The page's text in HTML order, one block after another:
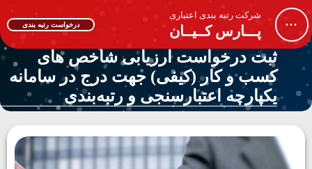
...
شرکت رتبه بندی اعتباری
پـــارس کــیــان درخواست رتبه بندی
ثبت درخواست ارزیابی شاخص های
کسب و کار (کیفی) جهت درج در سامانه
یکپارچه اعتبارسنجی و رتبه‌بندی